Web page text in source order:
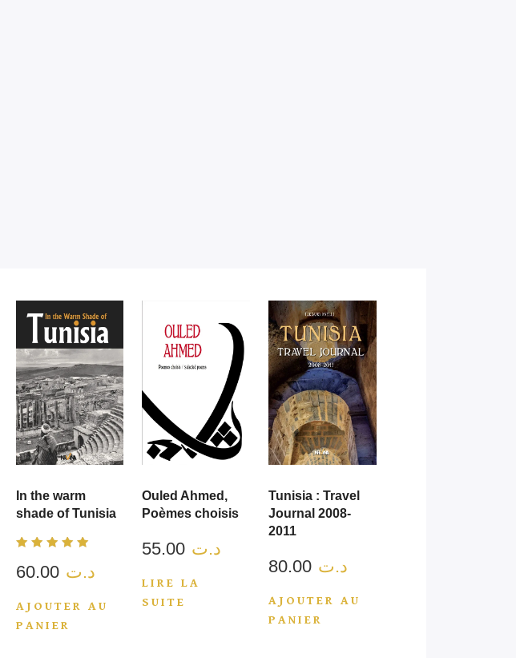
In the warm
shade of Tunisia
4.00
sur 5 د.ت 60.00
AJOUTER AU
PANIER
Ouled Ahmed,
Poèmes choisis
د.ت
LIRE LA
SUITE
Tunisia : Travel
Journal 2008-
2011
د.ت
AJOUTER AU
PANIER